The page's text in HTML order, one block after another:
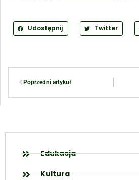
Udostępnij Twitter
Poprzedni artykuł
Edukacja
Kultura